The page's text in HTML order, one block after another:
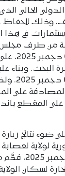
الحالي
وذلك للحفاظ
في هذا
من طرف مجلس
البحث. وبناء
المذكور
المقطع
ضوء نتائج زيارة
لولاية
الموافق 12 و14
لسكان